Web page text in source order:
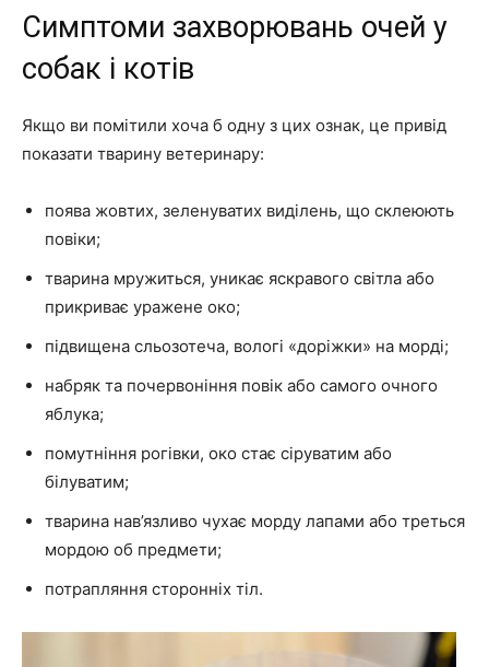
Симптоми захворювань очей у
собак і котів
Якщо ви помітили хоча б одну з цих ознак, це привід
показати тварину ветеринару:
поява жовтих, зеленуватих виділень, що склеюють
повіки;
тварина мружиться, уникає яскравого світла або
прикриває уражене око;
підвищена сльозотеча, вологі «доріжки» на морді;
набряк та почервоніння повік або самого очного
яблука;
помутніння рогівки, око стає сіруватим або
білуватим;
тварина нав’язливо чухає морду лапами або треться
мордою об предмети;
потрапляння сторонніх тіл.